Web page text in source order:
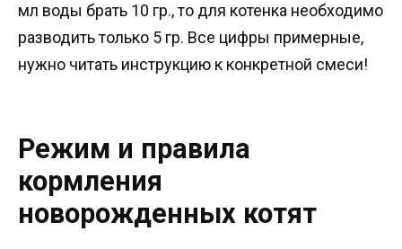
мл воды брать 10 гр., то для котенка необходимо
разводить только 5 гр. Все цифры примерные,
нужно читать инструкцию к конкретной смеси!
Режим и правила
кормления
новорожденных котят